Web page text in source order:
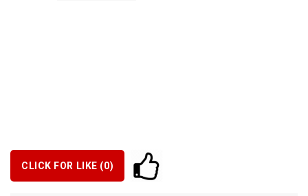
CLICK FOR LIKE (0)